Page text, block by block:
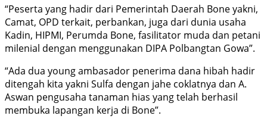
“Peserta yang hadir dari Pemerintah Daerah Bone yakni,
Camat, OPD terkait, perbankan, juga dari dunia usaha
Kadin, HIPMI, Perumda Bone, fasilitator muda dan petani
milenial dengan menggunakan DIPA Polbangtan Gowa”.
“Ada dua young ambasador penerima dana hibah hadir
ditengah kita yakni Sulfa dengan jahe coklatnya dan A.
Aswan pengusaha tanaman hias yang telah berhasil
membuka lapangan kerja di Bone”.